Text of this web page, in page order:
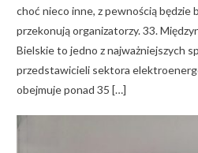
choć nieco inne, z pewnością będzie
przekonują organizatorzy. 33.
Bielskie to jedno z najważniejszych
przedstawicieli sektora
obejmuje ponad 35 […]